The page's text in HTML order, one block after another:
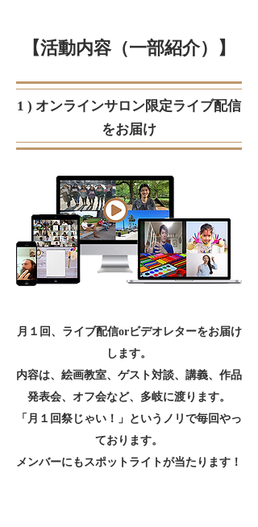
【活動内容（一部紹介）】
1 ) オンラインサロン限定ライブ配信
をお届け
月１回、ライブ配信orビデオレターをお届け
します。
内容は、絵画教室、ゲスト対談、講義、作品
発表会、オフ会など、多岐に渡ります。
「月１回祭じゃい！」というノリで毎回やっ
ております。
メンバーにもスポットライトが当たります！